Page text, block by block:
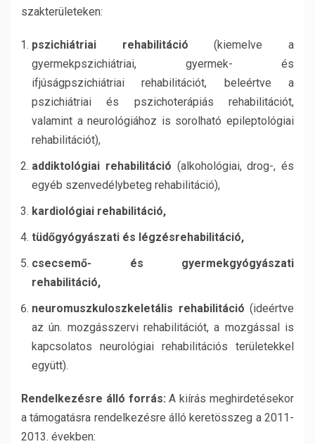
szakterületeken:
pszichiátriai rehabilitáció(kiemelve a
gyermekpszichiátriai, gyermek- és
ifjúságpszichiátriai rehabilitációt, beleértve a
pszichiátriai és pszichoterápiás rehabilitációt,
valamint a neurológiához is sorolható epileptológiai
rehabilitációt),
addiktológiai rehabilitáció (alkohológiai, drog-, és
egyéb szenvedélybeteg rehabilitáció),
kardiológiai rehabilitáció,
tüdőgyógyászati és légzésrehabilitáció,
csecsemő- és gyermekgyógyászati
rehabilitáció,
neuromuszkuloszkeletális rehabilitáció (ideértve
az ún. mozgásszervi rehabilitációt, a mozgással is
kapcsolatos neurológiai rehabilitációs területekkel
együtt).
Rendelkezésre álló forrás:A kiírás meghirdetésekor
a támogatásra rendelkezésre álló keretösszeg a 2011-
2013. években: